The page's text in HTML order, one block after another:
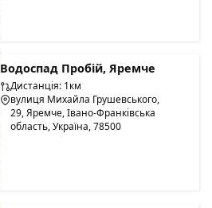
Водоспад Пробій, Яремче
Дистанція: 1км
вулиця Михайла Грушевського,
29, Яремче, Івано-Франківська
область, Україна, 78500